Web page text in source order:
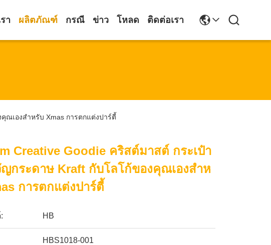
า ผลิตภัณฑ์ กรณี ข่าว โหลด ติดต่อเรา
ณเองสําหรับ Xmas การตกแต่งปาร์ตี้
Creative Goodie คริสต์มาสต์ กระเป๋า
กระดาษ Kraft กับโลโก้ของคุณเองสําห
การตกแต่งปาร์ตี้
HB
HBS1018-001